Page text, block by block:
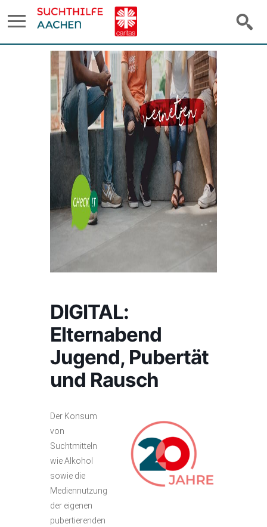
DIGITAL:
Elternabend
Jugend, Pubertät
und Rausch
Der Konsum
von
Suchtmitteln
wie Alkohol
sowie die
Mediennutzung
der eigenen
pubertierenden